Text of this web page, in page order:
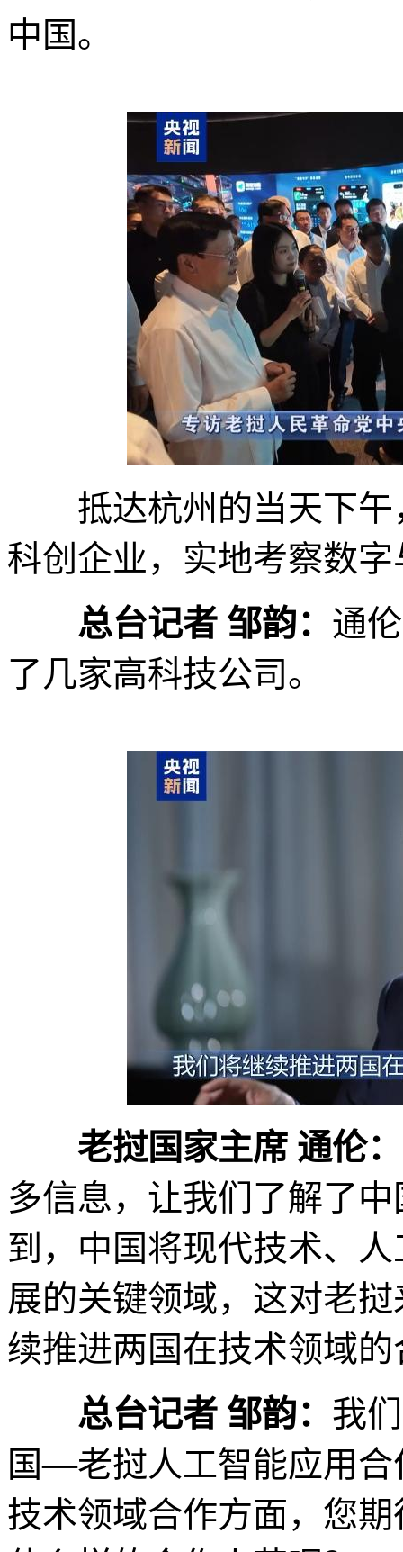
中国。
抵达杭州的当天下午
科创企业，实地考察数
总台记者 邹韵： 通
了几家高科技公司。
老挝国家主席 通伦：
多信息，让我们了解了
到，中国将现代技术、
展的关键领域，这对老
续推进两国在技术领域的
总台记者 邹韵： 我
国—老挝人工智能应用
技术领域合作方面，您